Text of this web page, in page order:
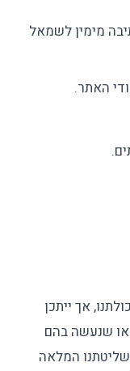
מימין לשמאל
האתר.
אך ייתכן
או שנעשה בהם
המלאה